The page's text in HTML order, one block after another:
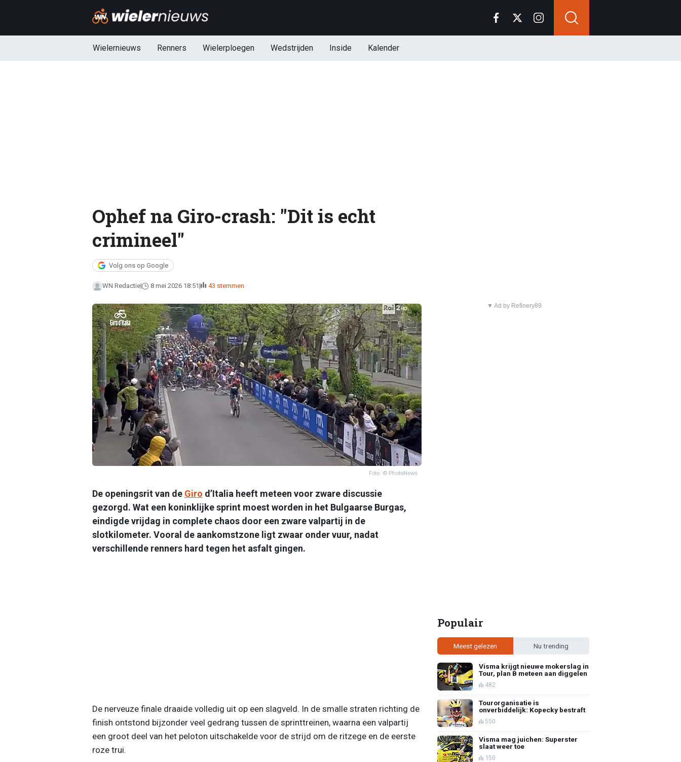
Wielernieuws Renners Wielerploegen Wedstrijden Inside Kalender
Ophef na Giro-crash: "Dit is echt
crimineel"
Volg ons op Google
WN Redactie 8 mei 2026 18:51 43 stemmen
Foto: © PhotoNews
De openingsrit van de Giro d’Italia heeft meteen voor zware discussie
gezorgd. Wat een koninklijke sprint moest worden in het Bulgaarse Burgas,
eindigde vrijdag in complete chaos door een zware valpartij in de
slotkilometer. Vooral de aankomstzone ligt zwaar onder vuur, nadat
verschillende renners hard tegen het asfalt gingen.
De nerveuze finale draaide volledig uit op een slagveld. In de smalle straten richting de
finish ontstond bijzonder veel gedrang tussen de sprinttreinen, waarna een valpartij
een groot deel van het peloton uitschakelde voor de strijd om de ritzege en de eerste
roze trui.
▼ Ad by Refinery89
Populair
Meest gelezen Nu trending
Visma krijgt nieuwe mokerslag in
Tour, plan B meteen aan diggelen
482
Tourorganisatie is
onverbiddelijk: Kopecky bestraft
550
Visma mag juichen: Superster
slaat weer toe
150